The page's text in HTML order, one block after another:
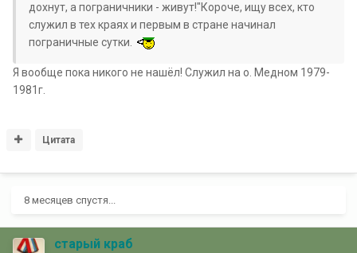
дохнут, а пограничники - живут!"Короче, ищу всех, кто
служил в тех краях и первым в стране начинал
пограничные сутки.
Я вообще пока никого не нашёл! Служил на о. Медном 1979-
1981г.
Цитата
8 месяцев спустя...
старый краб